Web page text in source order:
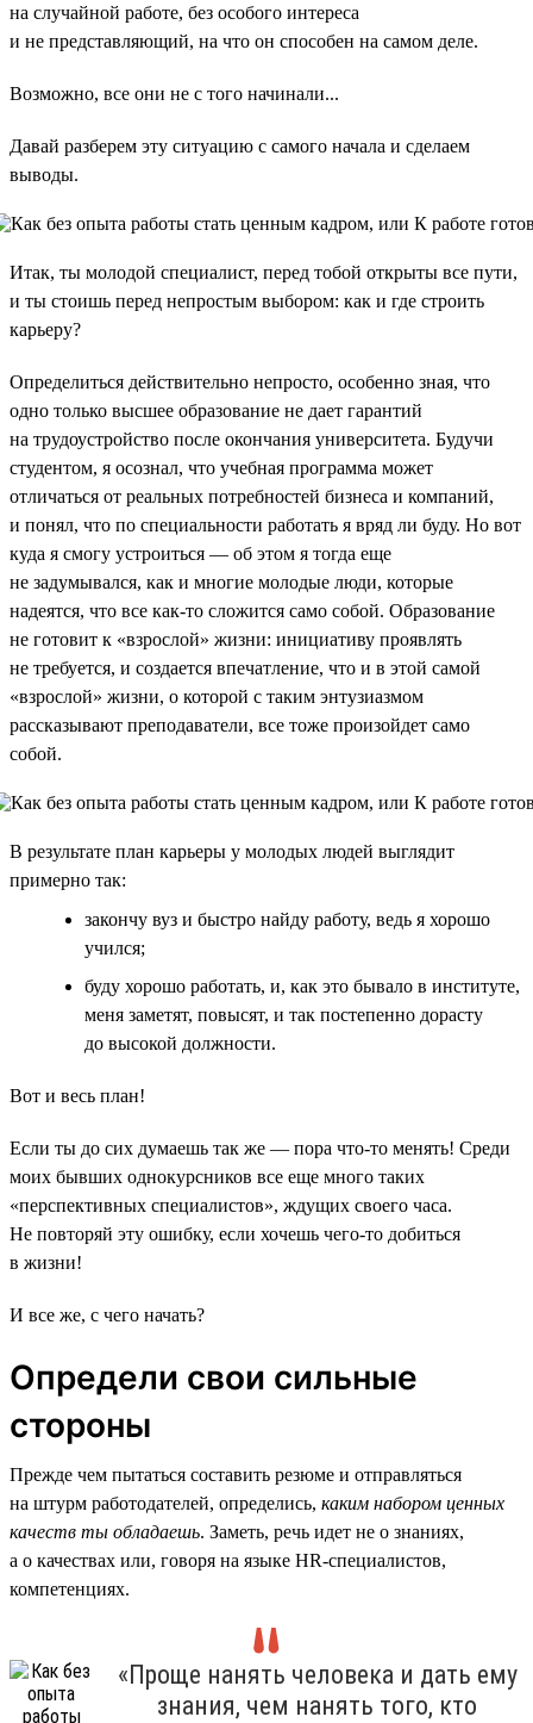
на случайной работе, без особого интереса
и не представляющий, на что он способен на самом деле.
Возможно, все они не с того начинали...
Давай разберем эту ситуацию с самого начала и сделаем
выводы.
Итак, ты молодой специалист, перед тобой открыты все пути,
и ты стоишь перед непростым выбором: как и где строить
карьеру?
Определиться действительно непросто, особенно зная, что
одно только высшее образование не дает гарантий
на трудоустройство после окончания университета. Будучи
студентом, я осознал, что учебная программа может
отличаться от реальных потребностей бизнеса и компаний,
и понял, что по специальности работать я вряд ли буду. Но вот
куда я смогу устроиться — об этом я тогда еще
не задумывался, как и многие молодые люди, которые
надеятся, что все как-то сложится само собой. Образование
не готовит к «взрослой» жизни: инициативу проявлять
не требуется, и создается впечатление, что и в этой самой
«взрослой» жизни, о которой с таким энтузиазмом
рассказывают преподаватели, все тоже произойдет само
собой.
В результате план карьеры у молодых людей выглядит
примерно так:
закончу вуз и быстро найду работу, ведь я хорошо
учился;
буду хорошо работать, и, как это бывало в институте,
меня заметят, повысят, и так постепенно дорасту
до высокой должности.
Вот и весь план!
Если ты до сих думаешь так же — пора что-то менять! Среди
моих бывших однокурсников все еще много таких
«перспективных специалистов», ждущих своего часа.
Не повторяй эту ошибку, если хочешь чего-то добиться
в жизни!
И все же, с чего начать?
Определи свои сильные
стороны
Прежде чем пытаться составить резюме и отправляться
на штурм работодателей, определись, каким набором ценных
качеств ты обладаешь. Заметь, речь идет не о знаниях,
а о качествах или, говоря на языке HR-специалистов,
компетенциях.
«Проще нанять человека и дать ему
знания, чем нанять того, кто